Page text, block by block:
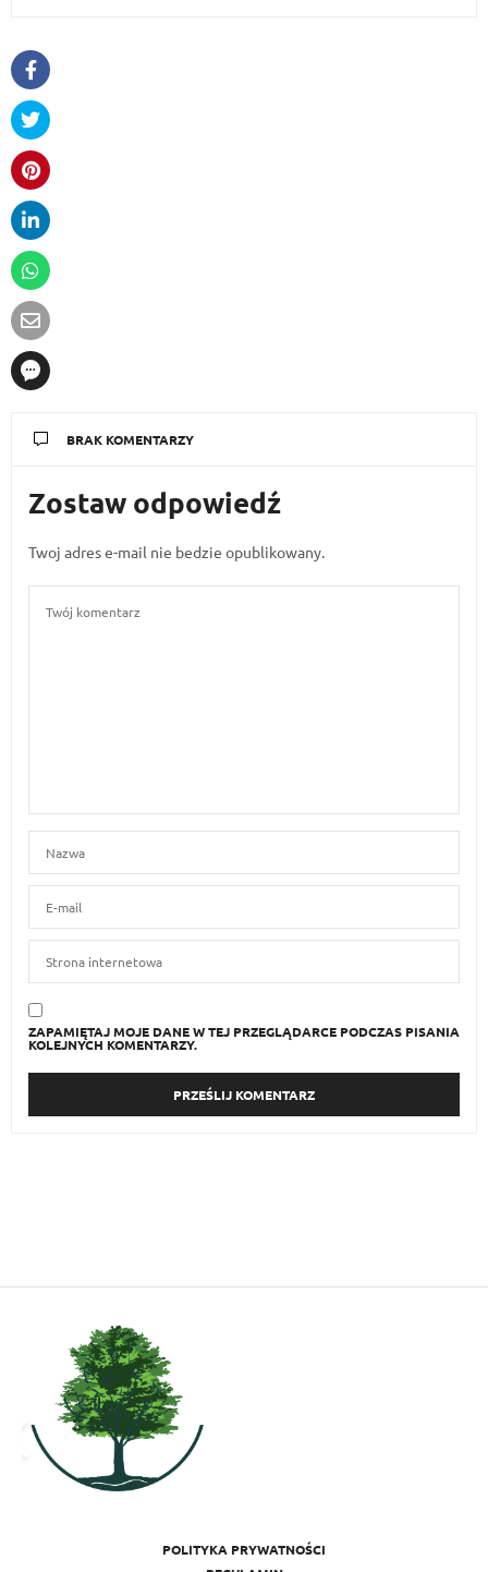
BRAK KOMENTARZY
Zostaw odpowiedź
Twoj adres e-mail nie bedzie opublikowany.
ZAPAMIĘTAJ MOJE DANE W TEJ PRZEGLĄDARCE PODCZAS PISANIA
KOLEJNYCH KOMENTARZY.
POLITYKA PRYWATNOŚCI